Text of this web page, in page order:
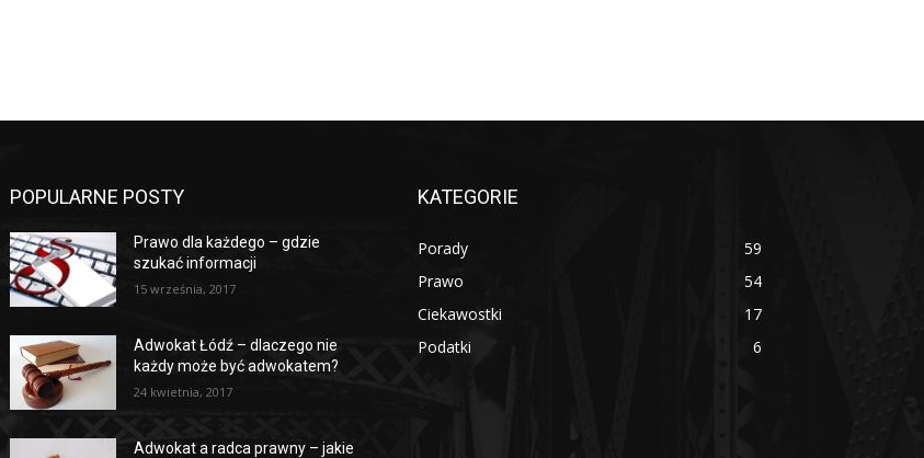
POPULARNE POSTY
Prawo dla każdego – gdzie
szukać informacji
15 września, 2017
Adwokat Łódź – dlaczego nie
każdy może być adwokatem?
24 kwietnia, 2017
Adwokat a radca prawny – jakie
KATEGORIE
Porady
59
Prawo
54
Ciekawostki
17
Podatki
6